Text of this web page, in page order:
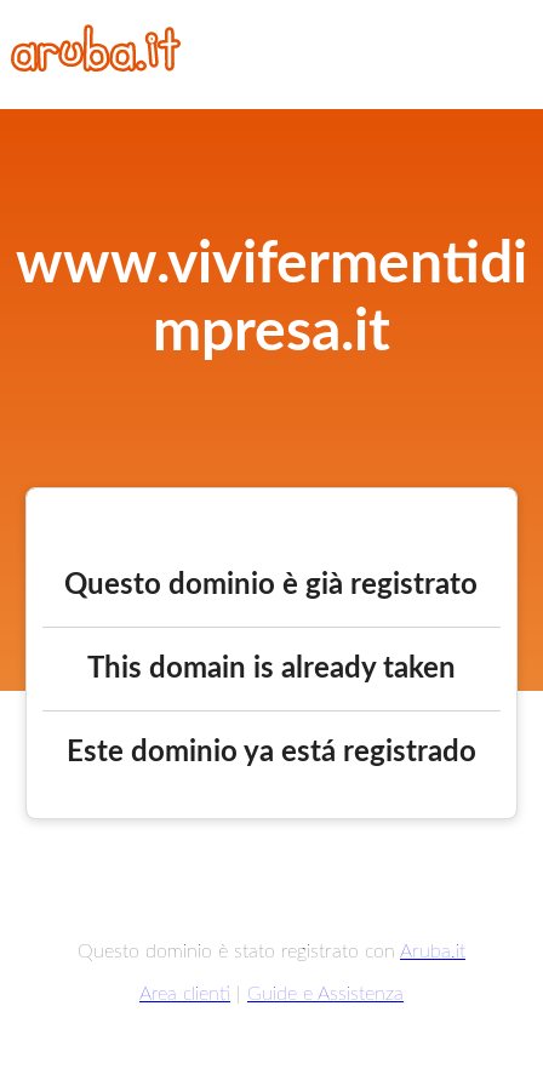
www.vivifermentidi
mpresa.it
Questo dominio è già registrato
This domain is already taken
Este dominio ya está registrado
Questo dominio è stato registrato con Aruba.it
Area clienti Guide e Assistenza